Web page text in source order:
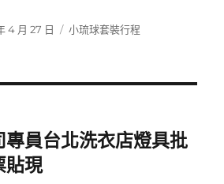
4 月 27 日
分
小琉球套裝行程
專員台北洗衣店燈具批
貼現